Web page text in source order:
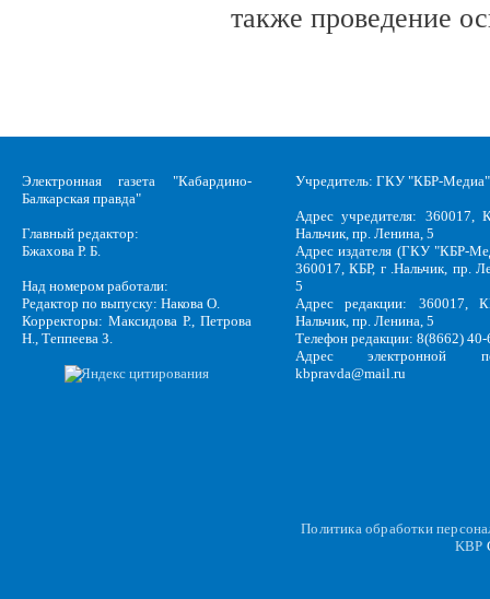
также проведение
Электронная газета "Кабардино-
Балкарская правда"
Главный редактор:
Бжахова Р. Б.
Над номером работали:
Редактор по выпуску: Накова О.
Корректоры: Максидова Р., Петрова
Н., Теппеева З.
Учредитель: ГКУ "КБР-Медиа"
Адрес учредителя: 360017,
Нальчик, пр. Ленина, 5
Адрес издателя (ГКУ "КБР-
360017, КБР, г .Нальчик, пр.
5
Адрес редакции: 360017,
Нальчик, пр. Ленина, 5
Телефон редакции: 8(8662)
Адрес электронной
kbpravda@mail.ru
Политика обработки
KBP